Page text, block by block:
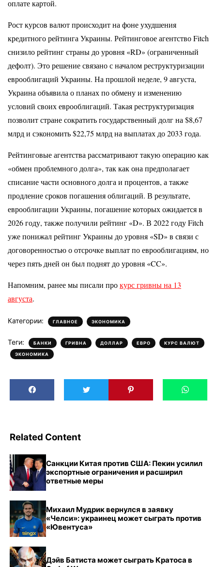
оплате картой.
Рост курсов валют происходит на фоне ухудшения
кредитного рейтинга Украины. Рейтинговое агентство Fitch
снизило рейтинг страны до уровня «RD» (ограниченный
дефолт). Это решение связано с началом реструктуризации
еврооблигаций Украины. На прошлой неделе, 9 августа,
Украина объявила о планах по обмену и изменению
условий своих еврооблигаций. Такая реструктуризация
позволит стране сократить государственный долг на $8,67
млрд и сэкономить $22,75 млрд на выплатах до 2033 года.
Рейтинговые агентства рассматривают такую операцию как
«обмен проблемного долга», так как она предполагает
списание части основного долга и процентов, а также
продление сроков погашения облигаций. В результате,
еврооблигации Украины, погашение которых ожидается в
2026 году, также получили рейтинг «D». В 2022 году Fitch
уже понижал рейтинг Украины до уровня «SD» в связи с
договоренностью о отсрочке выплат по еврооблигациям, но
через пять дней он был поднят до уровня «CC».
Напомним, ранее мы писали прокурс гривны на 13
августа.
Категории: ГЛАВНОЕ , ЭКОНОМИКА
Теги: БАНКИ , ГРИВНА , ДОЛЛАР , ЕВРО , КУРС ВАЛЮТ ,
ЭКОНОМИКА
Related Content
Санкции Китая против США: Пекин усилил
экспортные ограничения и расширил
ответные меры
Михаил Мудрик вернулся в заявку
«Челси»: украинец может сыграть против
«Ювентуса»
Дэйв Батиста может сыграть Кратоса в